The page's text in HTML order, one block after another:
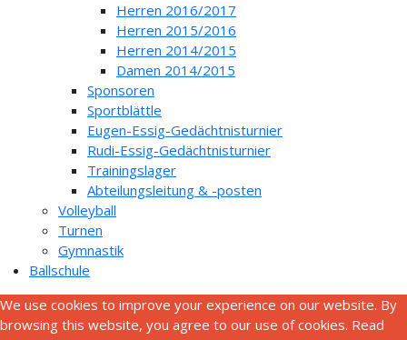
Herren 2016/2017
Herren 2015/2016
Herren 2014/2015
Damen 2014/2015
Sponsoren
Sportblättle
Eugen-Essig-Gedächtnisturnier
Rudi-Essig-Gedächtnisturnier
Trainingslager
Abteilungsleitung & -posten
Volleyball
Turnen
Gymnastik
Ballschule
We use cookies to improve your experience on our website. By
browsing this website, you agree to our use of cookies. Read